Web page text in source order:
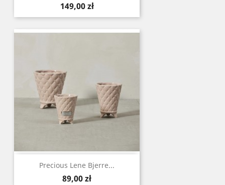
Cena
149,00 zł
Precious Lene Bjerre...
Cena
89,00 zł